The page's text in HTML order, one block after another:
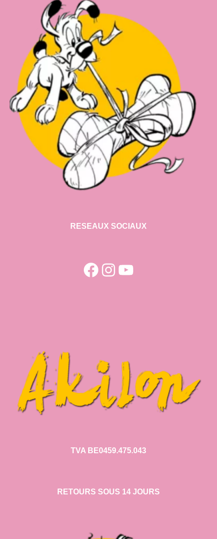
RESEAUX SOCIAUX
Facebook
Instagram
YouTube
TVA BE0459.475.043
RETOURS SOUS 14 JOURS